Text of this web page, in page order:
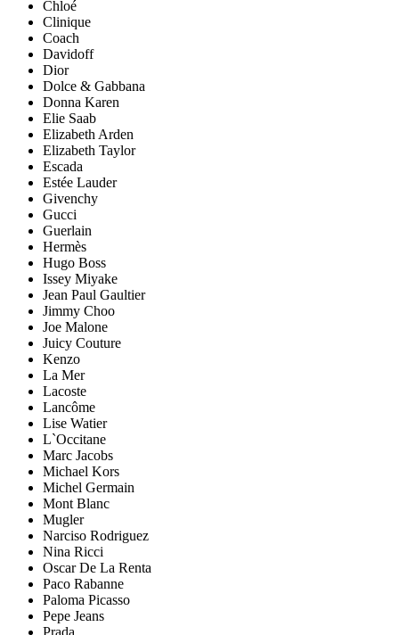
Chloé
Clinique
Coach
Davidoff
Dior
Dolce & Gabbana
Donna Karen
Elie Saab
Elizabeth Arden
Elizabeth Taylor
Escada
Estée Lauder
Givenchy
Gucci
Guerlain
Hermès
Hugo Boss
Issey Miyake
Jean Paul Gaultier
Jimmy Choo
Joe Malone
Juicy Couture
Kenzo
La Mer
Lacoste
Lancôme
Lise Watier
L`Occitane
Marc Jacobs
Michael Kors
Michel Germain
Mont Blanc
Mugler
Narciso Rodriguez
Nina Ricci
Oscar De La Renta
Paco Rabanne
Paloma Picasso
Pepe Jeans
Prada